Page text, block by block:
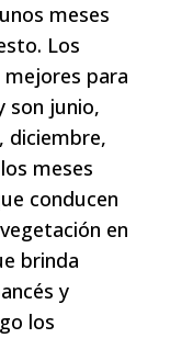
meses
Los
mejores para
son junio,
diciembre,
meses
conducen
en
brinda
y
los